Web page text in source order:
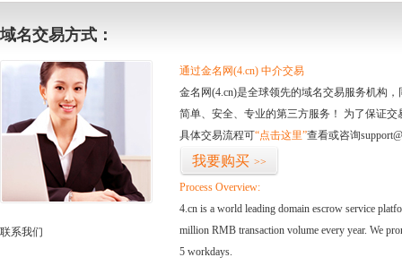
域名交易方式：
联系我们
通过金名网(4.cn) 中介交易
金名网(4.cn)是全球领先的域名交易服务机构
简单、安全、专业的第三方服务！ 为了保证
具体交易流程可“点击这里”查看或咨询
我要购买 >>
Process Overview:
4.cn is a world leading domain escrow service
million RMB transaction volume every year. We
5 workdays.